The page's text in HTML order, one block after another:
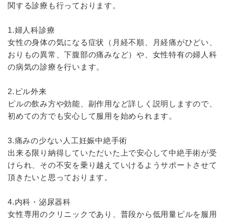
関する診療も行っております。
1.婦人科診療
女性の身体の気になる症状（月経不順、月経痛がひどい、
おりもの異常、下腹部の痛みなど）や、女性特有の婦人科
の病気の診療を行います。
2.ピル外来
ピルの飲み方や効能、副作用など詳しく説明しますので、
初めての方でも安心して服用を始められます。
3.痛みの少ない人工妊娠中絶手術
出来る限り納得していただいた上で安心して中絶手術が受
けられ、その不安を乗り越えていけるようサポートさせて
頂きたいと思っております。
4.内科・泌尿器科
女性専用のクリニックであり、普段から低用量ピルを服用